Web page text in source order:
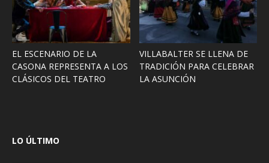
EL ESCENARIO DE LA
CASONA REPRESENTA A LOS
CLÁSICOS DEL TEATRO
VILLABALTER SE LLENA DE
TRADICIÓN PARA CELEBRAR
LA ASUNCIÓN
LO ÚLTIMO